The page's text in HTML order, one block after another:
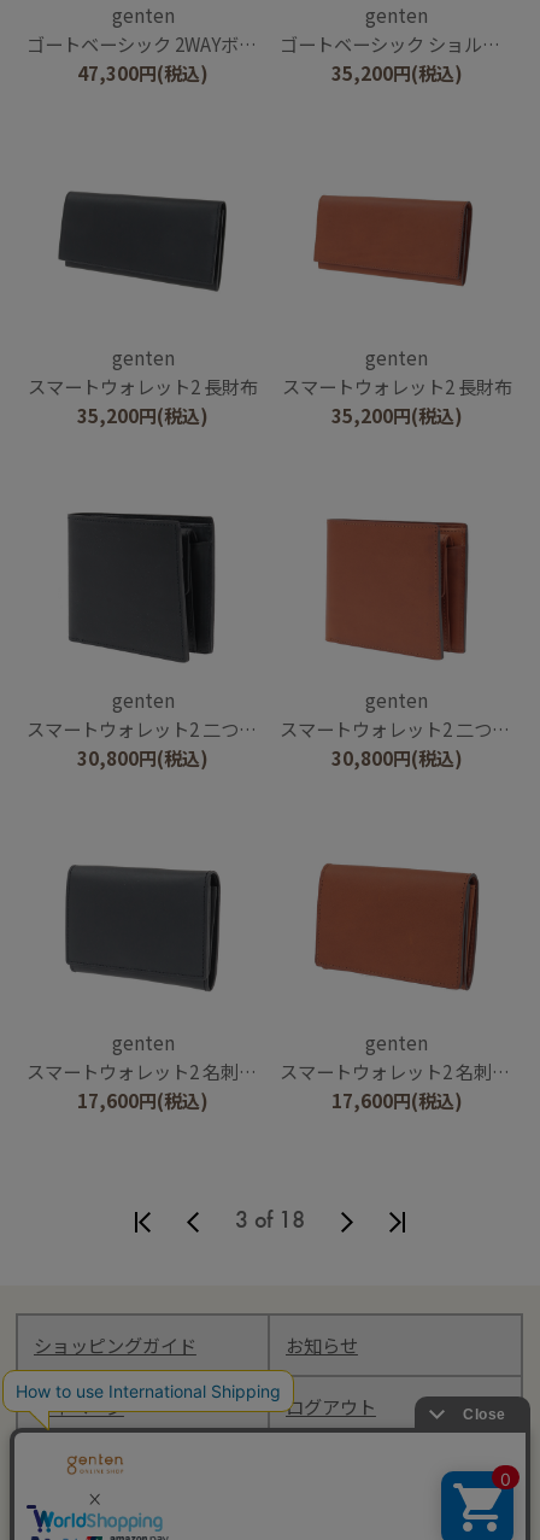
genten
ゴートベーシック 2WAYボストンバッグ
47,300円(税込)
genten
ゴートベーシック ショルダーバッグ
35,200円(税込)
genten
スマートウォレット2 長財布
35,200円(税込)
genten
スマートウォレット2 長財布
35,200円(税込)
genten
スマートウォレット2 二つ折り財布
30,800円(税込)
genten
スマートウォレット2 二つ折り財布
30,800円(税込)
genten
スマートウォレット2 名刺入れ
17,600円(税込)
genten
スマートウォレット2 名刺入れ
17,600円(税込)
3 of 18
ショッピングガイド お知らせ
マイページ ログアウト